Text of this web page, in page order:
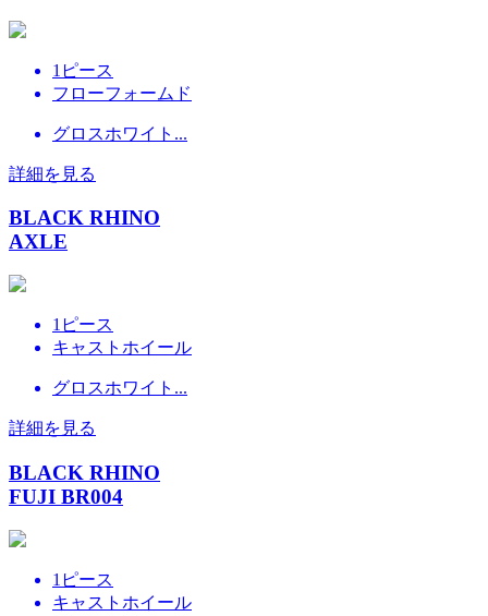
1ピース
フローフォームド
グロスホワイト...
詳細を見る
BLACK RHINO
AXLE
1ピース
キャストホイール
グロスホワイト...
詳細を見る
BLACK RHINO
FUJI BR004
1ピース
キャストホイール